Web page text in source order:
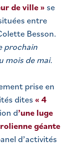
de ville » se
entre
Besson.
prochain
mois de mai.
prise en
dites « 4
d’une luge
géante
d’activités